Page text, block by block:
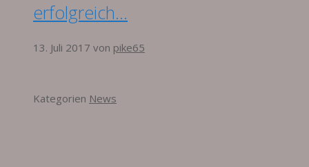
erfolgreich…
13. Juli 2017 von pike65
Kategorien News